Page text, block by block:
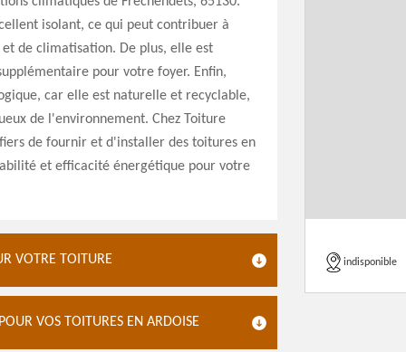
isolant, ce qui peut contribuer à
de climatisation. De plus, elle est
pour votre foyer. Enfin,
car elle est naturelle et recyclable,
de l'environnement. Chez Toiture
de fournir et d'installer des toitures en
et efficacité énergétique pour votre
VOTRE TOITURE
VOS TOITURES EN ARDOISE
indisponible